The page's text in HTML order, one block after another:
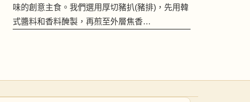
味的創意主食。我們選用厚切豬扒(豬排)，先用韓
式醬料和香料醃製，再煎至外層焦香…